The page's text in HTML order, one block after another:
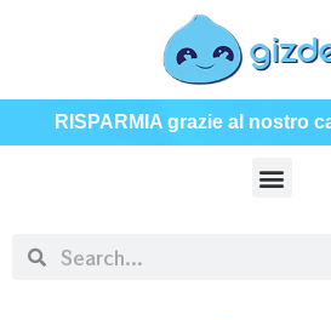
RISPARMIA grazie al nostro